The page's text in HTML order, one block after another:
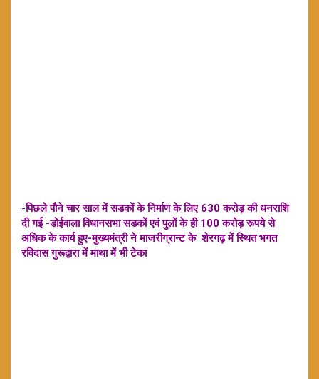
-पिछले पौने चार साल में सडकों के निर्माण के लिए 630 करोड़ की धनराशि
दी गई -डोईवाला विधानसभा सडकों एवं पुलों के ही 100 करोड़ रूपये से
अधिक के कार्य हुए-मुख्यमंत्री ने माजरीग्रान्ट के शेरगढ़ में स्थित भगत
रविदास गुरूद्वारा में माथा में भी टेका